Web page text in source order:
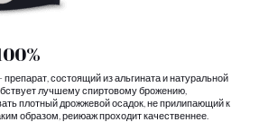
- препарат, состоящий из альгината и натуральной
лучшему спиртовому брожению,
плотный дрожжевой осадок, не прилипающий к
образом, реиюаж проходит качественнее.